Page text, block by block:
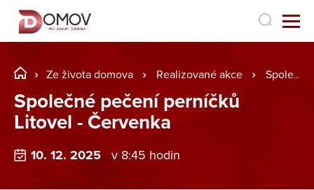
Ze života domova Realizované akce Společné pečení perníčků Litovel - Červenka
Společné pečení perníčků
Litovel - Červenka
10. 12. 2025 v 8:45 hodin